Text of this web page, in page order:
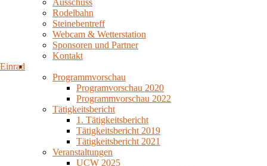
Ausschuss
Rodelbahn
Steinebentreff
Webcam & Wetterstation
Sponsoren und Partner
Kontakt
Einrad
Programmvorschau
Programvorschau 2020
Programmvorschau 2022
Tätigkeitsbericht
1. Tätigkeitsbericht
Tätigkeitsbericht 2019
Tätigkeitsbericht 2021
Veranstaltungen
UCW 2025